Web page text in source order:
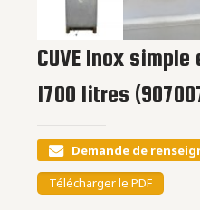
CUVE Inox
1700 litres
Demande de
Télécharger le PDF